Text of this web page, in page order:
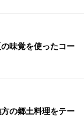
味覚を使ったコー
の郷土料理をテー